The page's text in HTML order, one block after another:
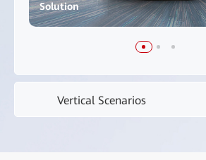
Solution
Vertical Scenarios
Vertical Scenarios